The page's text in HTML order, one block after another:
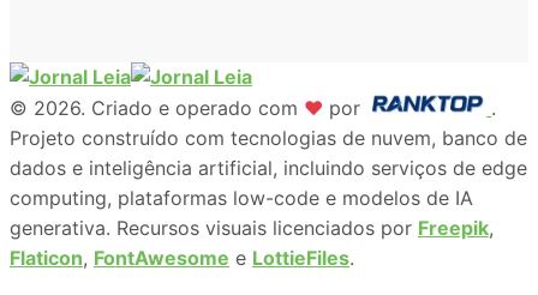
© 2026. Criado e operado com ♥ por
.
Projeto construído com tecnologias de nuvem, banco de
dados e inteligência artificial, incluindo serviços de edge
computing, plataformas low-code e modelos de IA
generativa. Recursos visuais licenciados por Freepik,
Flaticon, FontAwesome e LottieFiles.